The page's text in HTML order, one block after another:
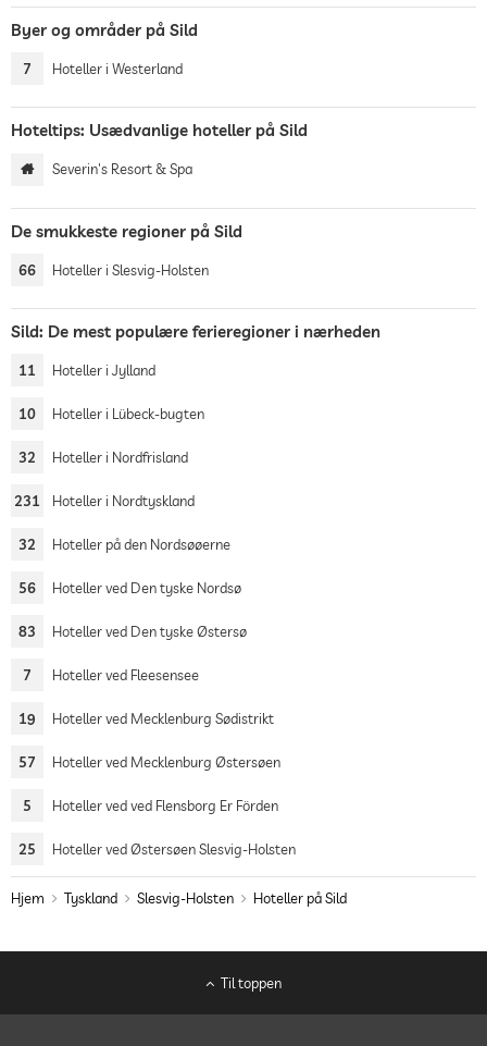
Byer og områder på Sild
7 Hoteller i Westerland
Hoteltips: Usædvanlige hoteller på Sild
Severin's Resort & Spa
De smukkeste regioner på Sild
66 Hoteller i Slesvig-Holsten
Sild: De mest populære ferieregioner i nærheden
11 Hoteller i Jylland
10 Hoteller i Lübeck-bugten
32 Hoteller i Nordfrisland
231 Hoteller i Nordtyskland
32 Hoteller på den Nordsøøerne
56 Hoteller ved Den tyske Nordsø
83 Hoteller ved Den tyske Østersø
7 Hoteller ved Fleesensee
19 Hoteller ved Mecklenburg Sødistrikt
57 Hoteller ved Mecklenburg Østersøen
5 Hoteller ved ved Flensborg Er Förden
25 Hoteller ved Østersøen Slesvig-Holsten
Hjem Tyskland Slesvig-Holsten Hoteller på Sild
Til toppen